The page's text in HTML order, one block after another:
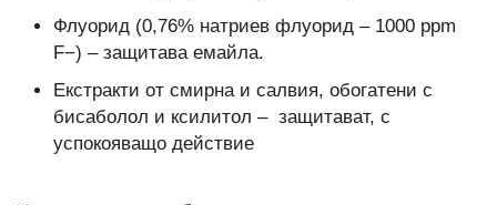
Флуорид (0,76% натриев флуорид – 1000 ppm
F−) – защитава емайла.
Екстракти от смирна и салвия, обогатени с
бисаболол и ксилитол – защитават, с
успокояващо действие